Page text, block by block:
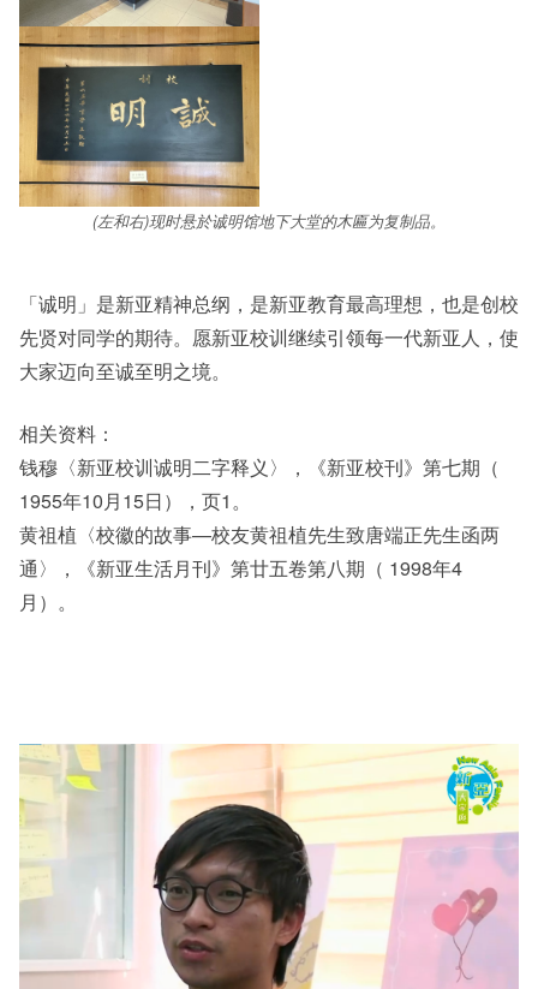
(左和右)现时悬於诚明馆地下大堂的木匾为复制品。
「诚明」是新亚精神总纲，是新亚教育最高理想，也是创校
先贤对同学的期待。愿新亚校训继续引领每一代新亚人，使
大家迈向至诚至明之境。
相关资料：
钱穆〈新亚校训诚明二字释义〉，《新亚校刊》第七期（
1955年10月15日），页1。
黄祖植〈校徽的故事—校友黄祖植先生致唐端正先生函两
通〉，《新亚生活月刊》第廿五卷第八期（ 1998年4
月）。